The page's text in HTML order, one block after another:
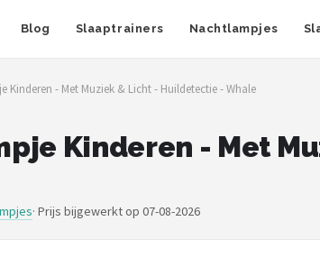
Blog Slaaptrainers Nachtlampjes
Kinderen - Met Muziek & Licht - Huildetectie - Whale
Kinderen - Met
· Prijs bijgewerkt op 07-08-2026